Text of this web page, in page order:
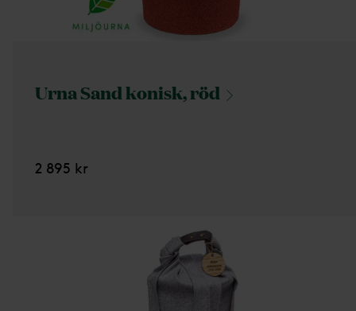
Urna Sand konisk,röd
2 895 kr